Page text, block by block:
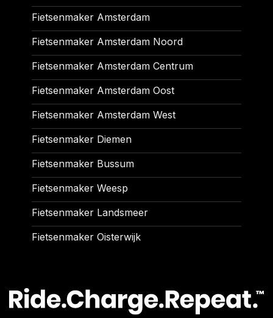
Fietsenmaker Amsterdam
Fietsenmaker Amsterdam Noord
Fietsenmaker Amsterdam Centrum
Fietsenmaker Amsterdam Oost
Fietsenmaker Amsterdam West
Fietsenmaker Diemen
Fietsenmaker Bussum
Fietsenmaker Weesp
Fietsenmaker Landsmeer
Fietsenmaker Oisterwijk